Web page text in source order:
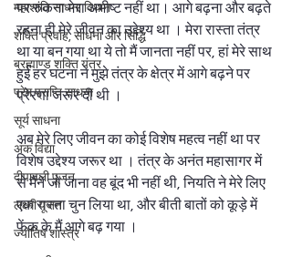
महाशांति साधना विधान
शक्ति प्रवाह, साधना और सिद्धि
ब्रह्माण्ड शक्ति यंत्र
प्रेम प्राप्ति साधना
सूर्य साधना
अंक विद्या
दीपावली पूजन
लक्ष्मी पूजन
ज्योतिष शास्त्र
पर रुकना मेरा अभीष्ट नहीं था। आगे बढ़ना और बढ़ते
रहना ही मेरे जीवन का उद्देश्य था । मेरा रास्ता तंत्र
था या बन गया था ये तो मैं जानता नहीं पर, हां मेरे साथ
हुई हर घटना ने मुझे तंत्र के क्षेत्र में आगे बढ़ने पर
प्रेरणा जरूर दी थी ।
अब मेरे लिए जीवन का कोई विशेष महत्व नहीं था पर
विशेष उद्देश्य जरूर था । तंत्र के अनंत महासागर में
से मैंने जो जाना वह बूंद भी नहीं थी, नियति ने मेरे लिए
एक रास्ता चुन लिया था, और बीती बातों को कूड़े में
फेंक के मैं आगे बढ़ गया ।